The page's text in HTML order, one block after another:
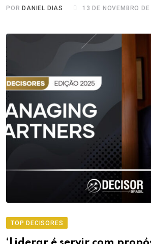
POR DANIEL DIAS 13 DE NOVEMBRO
TOP DECISORES